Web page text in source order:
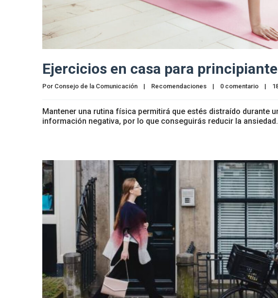
Ejercicios en casa para
Por Consejo de la Comunicación | Recomendaciones | 0 comentario |
Mantener una rutina física permitirá que estés distraído durante
información negativa, por lo que conseguirás reducir la ansiedad.